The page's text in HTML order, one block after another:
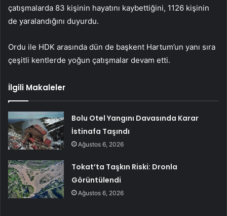
çatışmalarda 83 kişinin hayatını kaybettiğini, 1126 kişinin
de yaralandığını duyurdu.
Ordu ile HDK arasında dün de başkent Hartum’un yanı sıra
çeşitli kentlerde yoğun çatışmalar devam etti.
İlgili Makaleler
Bolu Otel Yangını Davasında Karar
İstinafa Taşındı
Ağustos 6, 2026
Tokat’ta Taşkın Riski: Dronla
Görüntülendi
Ağustos 6, 2026